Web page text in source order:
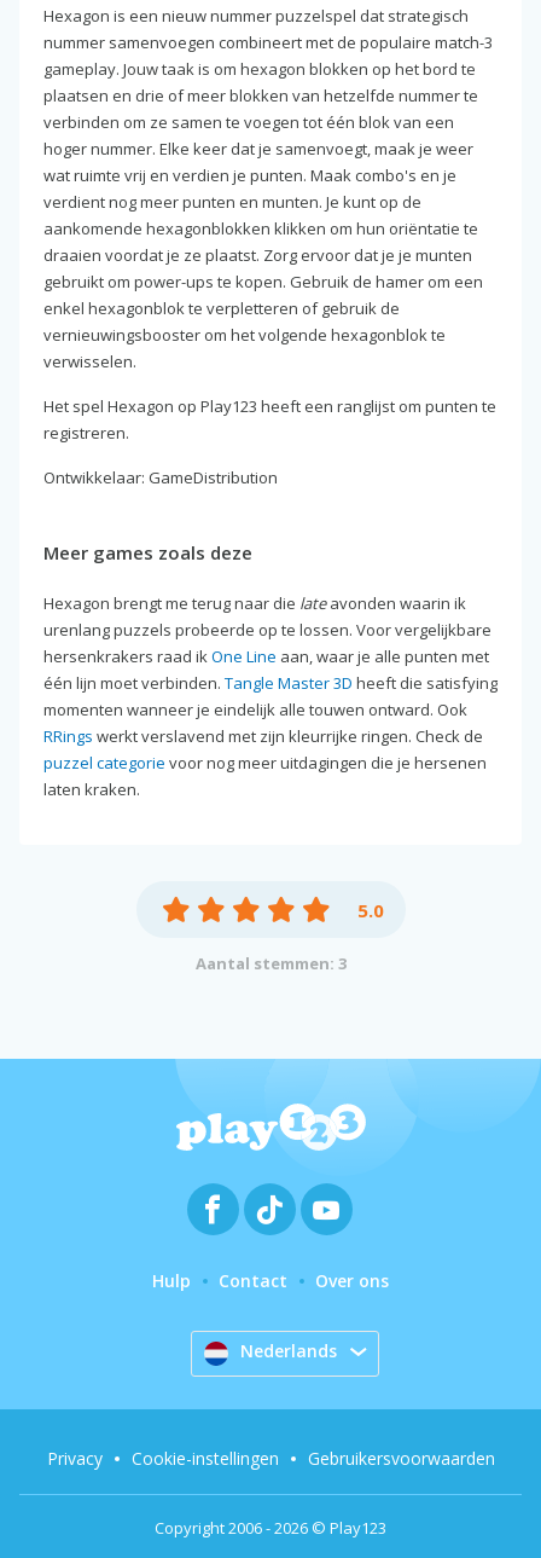
Hexagon is een nieuw nummer puzzelspel dat strategisch
nummer samenvoegen combineert met de populaire match-3
gameplay. Jouw taak is om hexagon blokken op het bord te
plaatsen en drie of meer blokken van hetzelfde nummer te
verbinden om ze samen te voegen tot één blok van een
hoger nummer. Elke keer dat je samenvoegt, maak je weer
wat ruimte vrij en verdien je punten. Maak combo's en je
verdient nog meer punten en munten. Je kunt op de
aankomende hexagonblokken klikken om hun oriëntatie te
draaien voordat je ze plaatst. Zorg ervoor dat je je munten
gebruikt om power-ups te kopen. Gebruik de hamer om een
enkel hexagonblok te verpletteren of gebruik de
vernieuwingsbooster om het volgende hexagonblok te
verwisselen.
Het spel Hexagon op Play123 heeft een ranglijst om punten te
registreren.
Ontwikkelaar: GameDistribution
Meer games zoals deze
Hexagon brengt me terug naar die lateavonden waarin ik
urenlang puzzels probeerde op te lossen. Voor vergelijkbare
hersenkrakers raad ikOne Line aan, waar je alle punten met
één lijn moet verbinden. Tangle Master 3D heeft die satisfying
momenten wanneer je eindelijk alle touwen ontward. Ook
RRings werkt verslavend met zijn kleurrijke ringen. Check de
puzzel categorie voor nog meer uitdagingen die je hersenen
laten kraken.
5.0
Aantal stemmen: 3
Hulp Contact Over ons
Nederlands
Copyright 2006 - 2026 © Play123
Privacy Cookie-instellingen Gebruikersvoorwaarden